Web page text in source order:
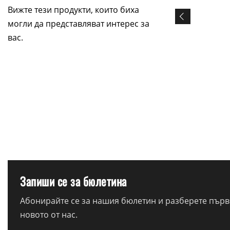
Вижте тези продукти, които биха
могли да представляват интерес за
вас.
Запиши се за бюлетина
Абонирайте се за нашия бюлетин и разберете
новото от нас.